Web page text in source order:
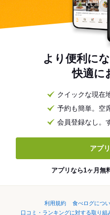
より便利に
快適に
クイックな現在
予約も簡単。空
会員登録なし。
アプ
アプリなら1ヶ月無
利用規約 食べログにつ
口コミ・ランキングに対する取り組